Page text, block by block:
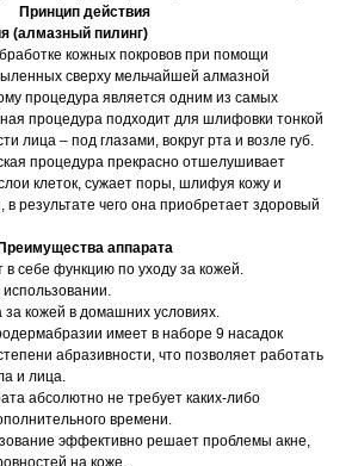
Принцип действия
(алмазный пилинг)
кожных покровов при помощи
сверху мельчайшей алмазной
процедура является одним из самых
процедура подходит для шлифовки тонкой
лица – под глазами, вокруг рта и возле губ.
процедура прекрасно отшелушивает
клеток, сужает поры, шлифуя кожу и
результате чего она приобретает здоровый
Преимущества аппарата
себе функцию по уходу за кожей.
кожей в домашних условиях.
имеет в наборе 9 насадок
абразивности, что позволяет работать
и лица.
абсолютно не требует каких-либо
времени.
эффективно решает проблемы акне,
на коже.